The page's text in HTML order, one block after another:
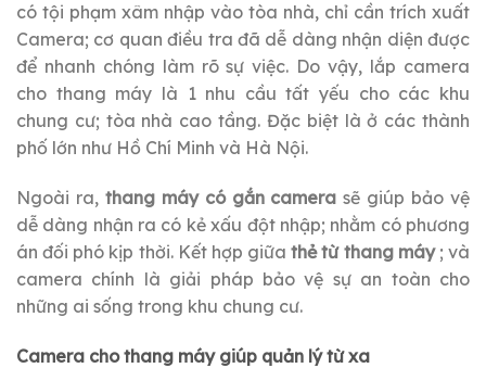
có tội phạm xâm nhập vào tòa nhà, chỉ cần trích xuất
Camera; cơ quan điều tra đã dễ dàng nhận diện được
để nhanh chóng làm rõ sự việc. Do vậy, lắp camera
cho thang máy là 1 nhu cầu tất yếu cho các khu
chung cư; tòa nhà cao tầng. Đặc biệt là ở các thành
phố lớn như Hồ Chí Minh và Hà Nội.
Ngoài ra, thang máy có gắn camera sẽ giúp bảo vệ
dễ dàng nhận ra có kẻ xấu đột nhập; nhằm có phương
án đối phó kịp thời. Kết hợp giữa thẻ từ thang máy; và
camera chính là giải pháp bảo vệ sự an toàn cho
những ai sống trong khu chung cư.
Camera cho thang máy giúp quản lý từ xa